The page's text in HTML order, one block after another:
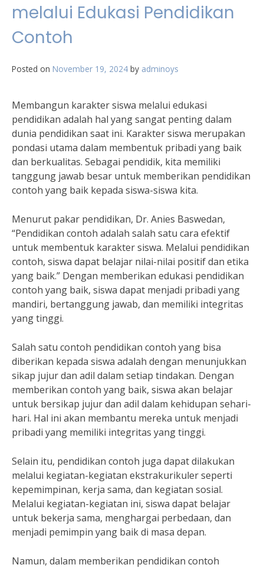
melalui Edukasi Pendidikan
Contoh
Posted on November 19, 2024 by adminoys
Membangun karakter siswa melalui edukasi
pendidikan adalah hal yang sangat penting dalam
dunia pendidikan saat ini. Karakter siswa merupakan
pondasi utama dalam membentuk pribadi yang baik
dan berkualitas. Sebagai pendidik, kita memiliki
tanggung jawab besar untuk memberikan pendidikan
contoh yang baik kepada siswa-siswa kita.
Menurut pakar pendidikan, Dr. Anies Baswedan,
“Pendidikan contoh adalah salah satu cara efektif
untuk membentuk karakter siswa. Melalui pendidikan
contoh, siswa dapat belajar nilai-nilai positif dan etika
yang baik.” Dengan memberikan edukasi pendidikan
contoh yang baik, siswa dapat menjadi pribadi yang
mandiri, bertanggung jawab, dan memiliki integritas
yang tinggi.
Salah satu contoh pendidikan contoh yang bisa
diberikan kepada siswa adalah dengan menunjukkan
sikap jujur dan adil dalam setiap tindakan. Dengan
memberikan contoh yang baik, siswa akan belajar
untuk bersikap jujur dan adil dalam kehidupan sehari-
hari. Hal ini akan membantu mereka untuk menjadi
pribadi yang memiliki integritas yang tinggi.
Selain itu, pendidikan contoh juga dapat dilakukan
melalui kegiatan-kegiatan ekstrakurikuler seperti
kepemimpinan, kerja sama, dan kegiatan sosial.
Melalui kegiatan-kegiatan ini, siswa dapat belajar
untuk bekerja sama, menghargai perbedaan, dan
menjadi pemimpin yang baik di masa depan.
Namun, dalam memberikan pendidikan contoh